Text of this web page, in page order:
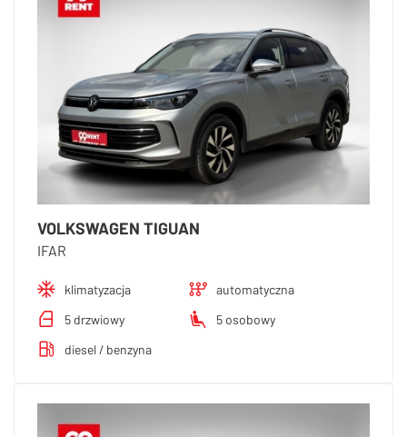
VOLKSWAGEN TIGUAN
IFAR
klimatyzacja
automatyczna
5 drzwiowy
5 osobowy
diesel / benzyna